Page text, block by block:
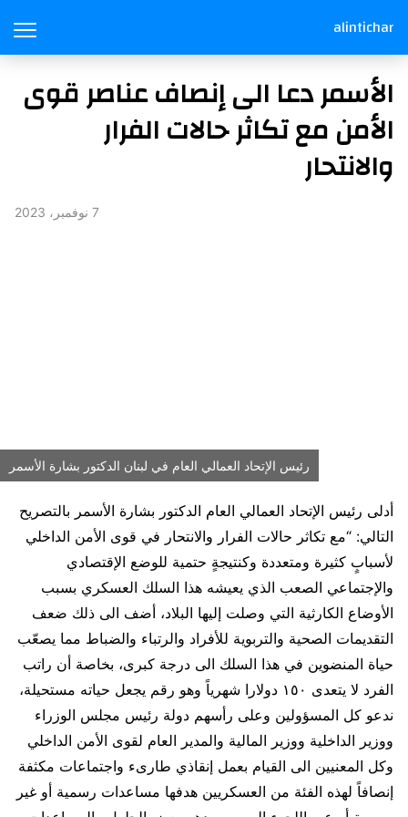
alintichar
الأسمر دعا الى إنصاف عناصر قوى
الأمن مع تكاثر حالات الفرار
والانتحار
7 نوفمبر، 2023
رئيس الإتحاد العمالي العام في لبنان الدكتور بشارة الأسمر
أدلى رئيس الإتحاد العمالي العام الدكتور بشارة الأسمر بالتصريح
التالي: “مع تكاثر حالات الفرار والانتحار في قوى الأمن الداخلي
لأسبابٍ كثيرة ومتعددة وكنتيجةٍ حتمية للوضع الإقتصادي
والإجتماعي الصعب الذي يعيشه هذا السلك العسكري بسبب
الأوضاع الكارثية التي وصلت إليها البلاد، أضف الى ذلك ضعف
التقديمات الصحية والتربوية للأفراد والرتباء والضباط مما يصعّب
حياة المنضوين في هذا السلك الى درجة كبرى، بخاصة أن راتب
الفرد لا يتعدى ١٥٠ دولارا شهرياً وهو رقم يجعل حياته مستحيلة،
ندعو كل المسؤولين وعلى رأسهم دولة رئيس مجلس الوزراء
ووزير الداخلية ووزير المالية والمدير العام لقوى الأمن الداخلي
وكل المعنيين الى القيام بعمل إنقاذي طارىء واجتماعات مكثفة
إنصافاً لهذه الفئة من العسكريين هدفها مساعدات رسمية أو غير